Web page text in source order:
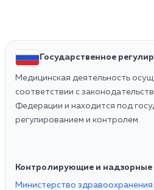
Государственное
Медицинская деятельность
соответствии с
Федерации и находится под
регулированием и контролем.
Контролирующие и надзорные
Министерство